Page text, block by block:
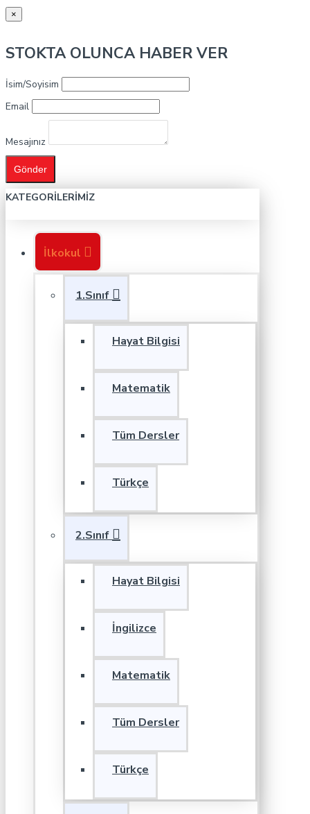
×
STOKTA OLUNCA HABER VER
İsim/Soyisim
Email
Mesajınız
Gönder
KATEGORILERIMIZ
İlkokul
1.Sınıf
Hayat Bilgisi
Matematik
Tüm Dersler
Türkçe
2.Sınıf
Hayat Bilgisi
İngilizce
Matematik
Tüm Dersler
Türkçe